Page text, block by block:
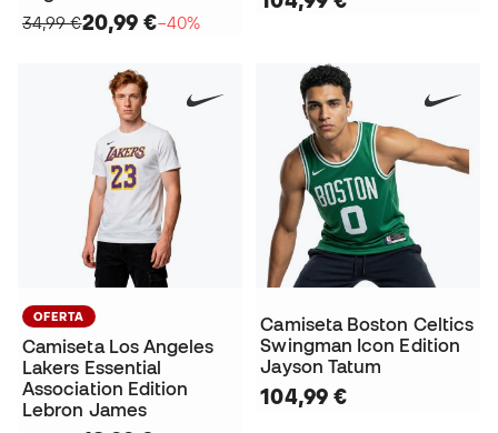
34,99 €20,99 €−40%
OFERTA
Camiseta Los Angeles
Lakers Essential
Association Edition
Lebron James
Camiseta Boston Celtics
Swingman Icon Edition
Jayson Tatum
104,99 €